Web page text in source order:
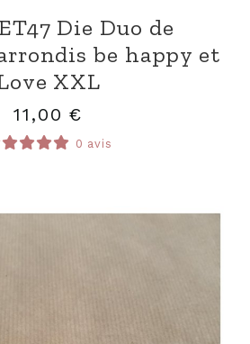
Die Duo de
be happy et
XXL
11,00 €
0 avis